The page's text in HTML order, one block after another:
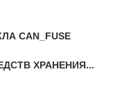
CAN_FUSE
ХРАНЕНИЯ...